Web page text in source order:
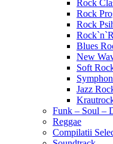
Rock
Rock
Rock
Blues
New
Soft
Jazz
Funk – Soul –
Reggae
Compilatii